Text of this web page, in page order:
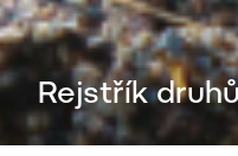
Rejstřík